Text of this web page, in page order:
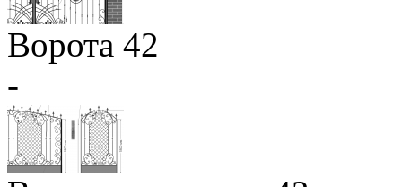
Ворота 42
-